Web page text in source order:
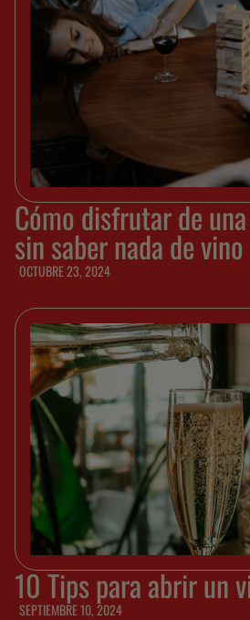
Cómo disfrutar de
sin saber nada de vino
OCTUBRE 23, 2024
10 Tips para abrir un
SEPTIEMBRE 10, 2024